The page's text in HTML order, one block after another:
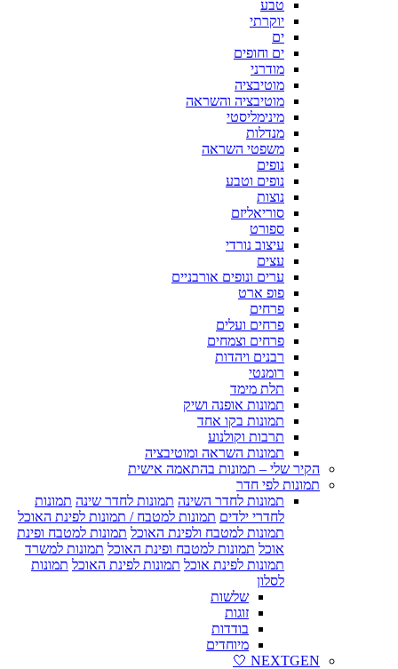
טבע
יוקרתי
ים
ים וחופים
מודרני
מוטיבציה
מוטיבציה והשראה
מינימליסטי
מנדלות
משפטי השראה
נופים
נופים וטבע
נוצות
סוריאליזם
ספורט
עיצוב נורדי
עצים
ערים ונופים אורבניים
פופ ארט
פרחים
פרחים ועלים
פרחים וצמחים
רבנים ויהדות
רומנטי
תלת מימד
תמונות אופנה ושיק
תמונות בקו אחד
תרבות וקולנוע
תמונות השראה ומוטיבציה
הקיר שלי – תמונות בהתאמה אישית
תמונות לפי חדר
תמונות לחדר השינה תמונות לחדר שינה תמונות
לחדרי ילדים תמונות למטבח / תמונות לפינת האוכל
תמונות למטבח ולפינת האוכל תמונות למטבח ופינת
אוכל תמונות למטבח ופינת האוכל תמונות למשרד
תמונות לפינת אוכל תמונות לפינת האוכל תמונות
לסלון
שלשות
זוגות
בודדות
מיוחדים
NEXTGEN 🤍